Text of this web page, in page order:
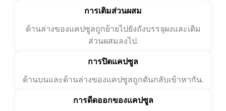
การเติมส่วนผสม
ด้านล่างของแคปซูลถูกย้ายไปยังถังบรรจุผงและเติม
ส่วนผสมลงไป.
การปิดแคปซูล
ด้านบนและด้านล่างของแคปซูลถูกดันกลับเข้าหากัน.
การดีดออกของแคปซูล